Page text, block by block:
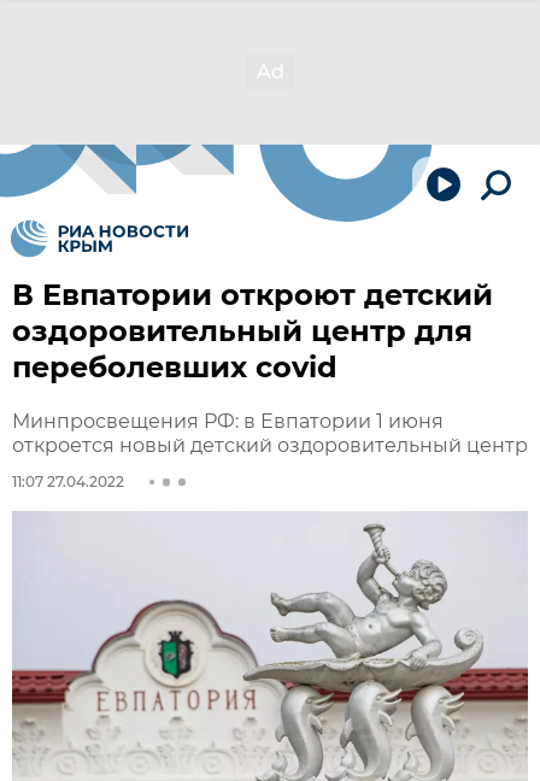
В Евпатории откроют детский
оздоровительный центр для
переболевших covid
Минпросвещения РФ: в Евпатории 1 июня
откроется новый детский оздоровительный центр
11:07 27.04.2022